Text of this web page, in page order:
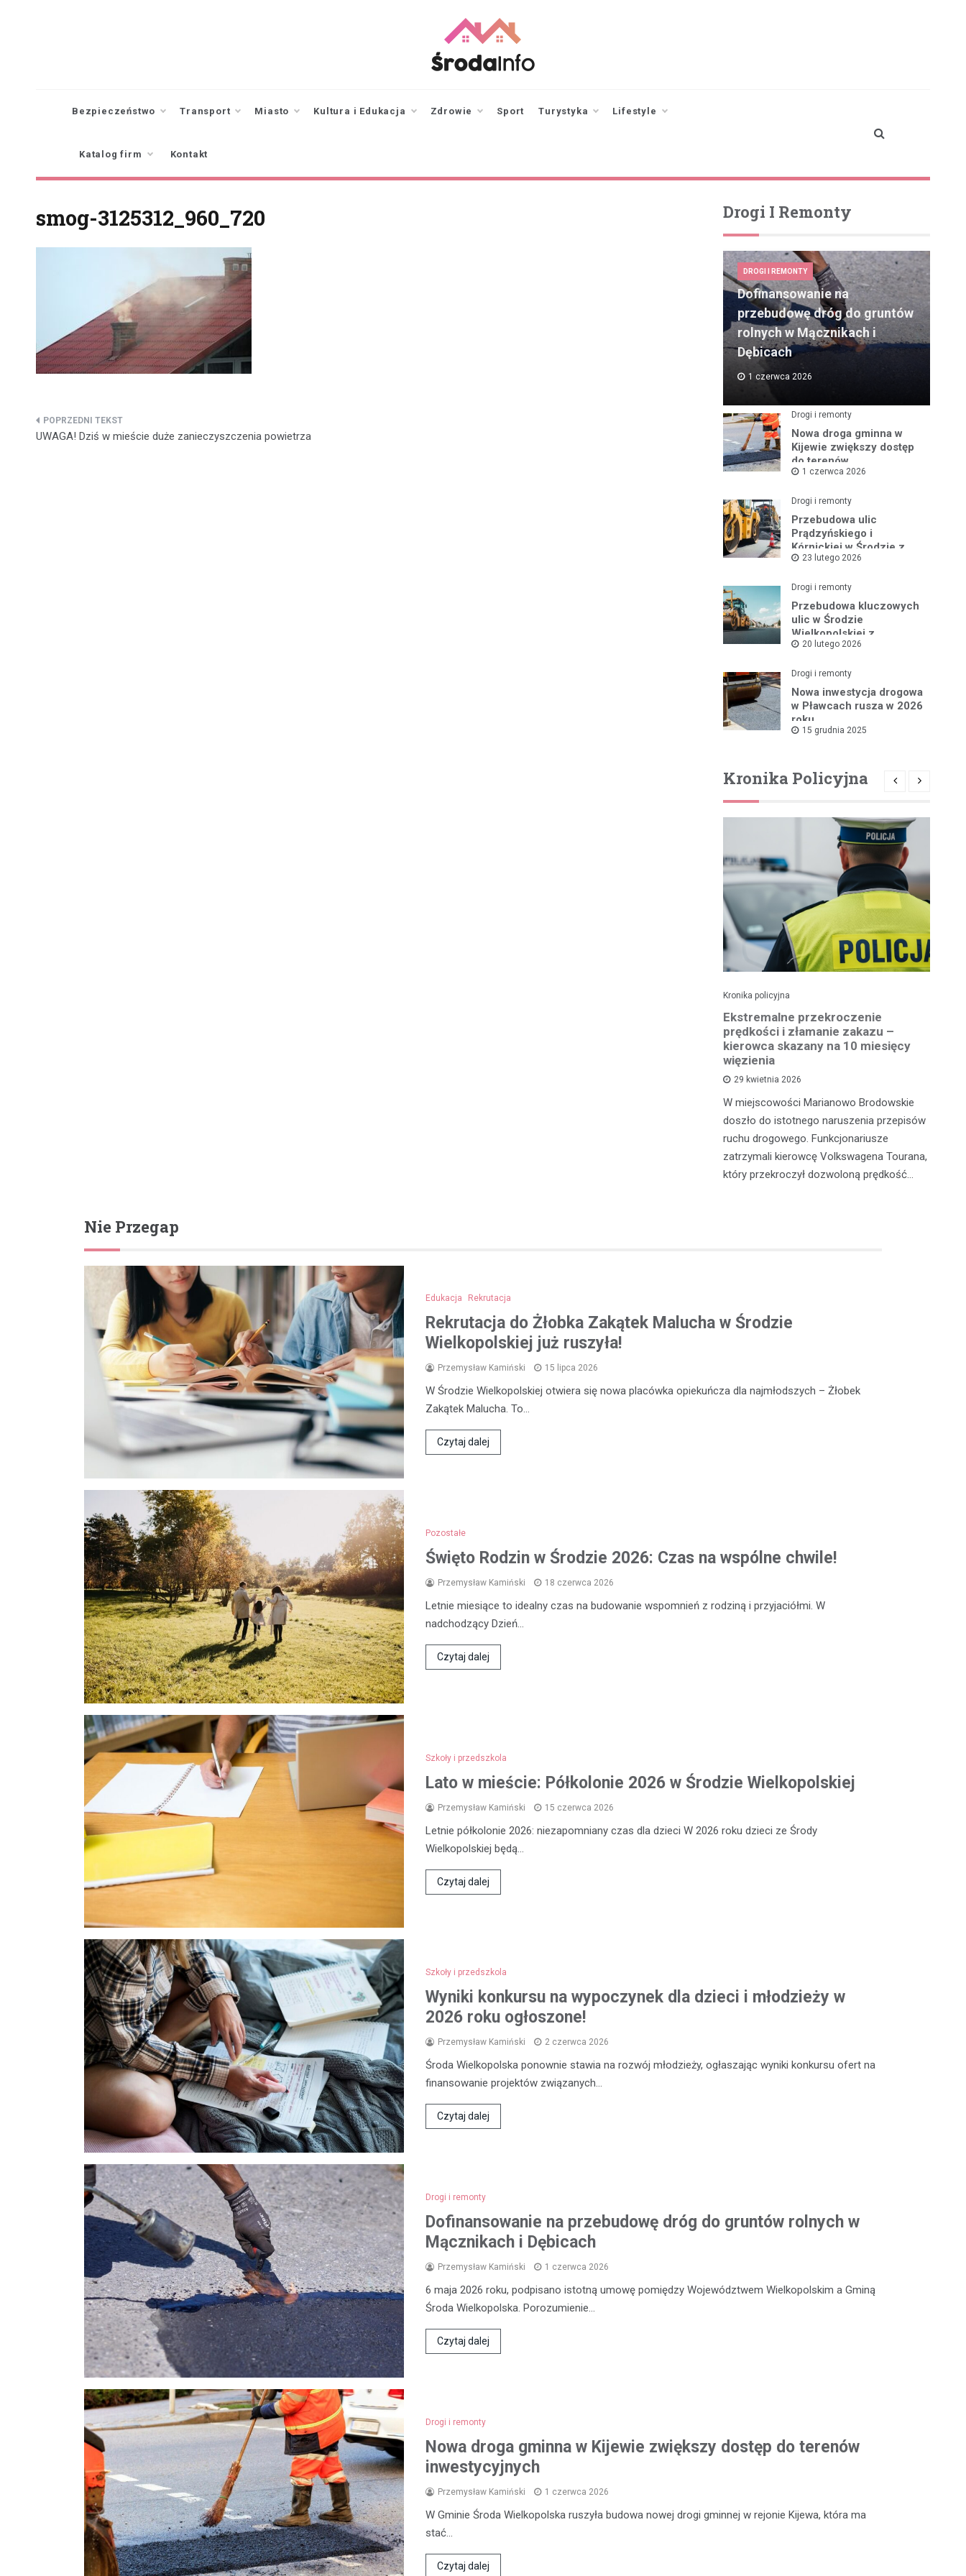
Wielkopolskiej
Bezpieczeństwo Transport Miasto Kultura i Edukacja Zdrowie Sport Turystyka Lifestyle
Katalog firm Kontakt
smog-3125312_960_720
Nawigacja
UWAGA! Dziś w mieście duże zanieczyszczenia powietrza
Drogi I Remonty
DROGI I REMONTY
Dofinansowanie na
przebudowę dróg do gruntów
rolnych w Mącznikach i
Dębicach
1 czerwca 2026
Drogi i remonty
Nowa droga gminna w
Kijewie zwiększy dostęp
do terenów
inwestycyjnych
1 czerwca 2026
Drogi i remonty
Przebudowa ulic
Prądzyńskiego i
Kórnickiej w Środzie z
rządowym wsparciem
23 lutego 2026
Drogi i remonty
Przebudowa kluczowych
ulic w Środzie
Wielkopolskiej z
rządowym wsparciem
20 lutego 2026
Drogi i remonty
Nowa inwestycja drogowa
w Pławcach rusza w 2026
roku
15 grudnia 2025
Kronika Policyjna
Kronika policyjna
Ekstremalne przekroczenie
prędkości i złamanie zakazu –
kierowca skazany na 10 miesięcy
więzienia
29 kwietnia 2026
W miejscowości Marianowo Brodowskie
doszło do istotnego naruszenia przepisów
ruchu drogowego. Funkcjonariusze
zatrzymali kierowcę Volkswagena Tourana,
który przekroczył dozwoloną prędkość…
Nie Przegap
Edukacja Rekrutacja
Rekrutacja do Żłobka Zakątek Malucha w Środzie
Wielkopolskiej już ruszyła!
Przemysław Kamiński 15 lipca 2026
W Środzie Wielkopolskiej otwiera się nowa placówka opiekuńcza dla najmłodszych – Żłobek
Zakątek Malucha. To…
Czytaj dalej
Pozostałe
Święto Rodzin w Środzie 2026: Czas na wspólne chwile!
Przemysław Kamiński 18 czerwca 2026
Letnie miesiące to idealny czas na budowanie wspomnień z rodziną i przyjaciółmi. W
nadchodzący Dzień…
Czytaj dalej
Szkoły i przedszkola
Lato w mieście: Półkolonie 2026 w Środzie Wielkopolskiej
Przemysław Kamiński 15 czerwca 2026
Letnie półkolonie 2026: niezapomniany czas dla dzieci W 2026 roku dzieci ze Środy
Wielkopolskiej będą…
Czytaj dalej
Szkoły i przedszkola
Wyniki konkursu na wypoczynek dla dzieci i młodzieży w
2026 roku ogłoszone!
Przemysław Kamiński 2 czerwca 2026
Środa Wielkopolska ponownie stawia na rozwój młodzieży, ogłaszając wyniki konkursu ofert na
finansowanie projektów związanych…
Czytaj dalej
Drogi i remonty
Dofinansowanie na przebudowę dróg do gruntów rolnych w
Mącznikach i Dębicach
Przemysław Kamiński 1 czerwca 2026
6 maja 2026 roku, podpisano istotną umowę pomiędzy Województwem Wielkopolskim a Gminą
Środa Wielkopolska. Porozumienie…
Czytaj dalej
Drogi i remonty
Nowa droga gminna w Kijewie zwiększy dostęp do terenów
inwestycyjnych
Przemysław Kamiński 1 czerwca 2026
W Gminie Środa Wielkopolska ruszyła budowa nowej drogi gminnej w rejonie Kijewa, która ma
stać…
Czytaj dalej